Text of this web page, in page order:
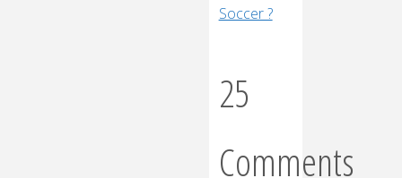
Soccer ?
25
Comments